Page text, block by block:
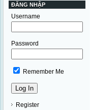
ĐĂNG NHẬP
Username
Password
Remember Me
Register